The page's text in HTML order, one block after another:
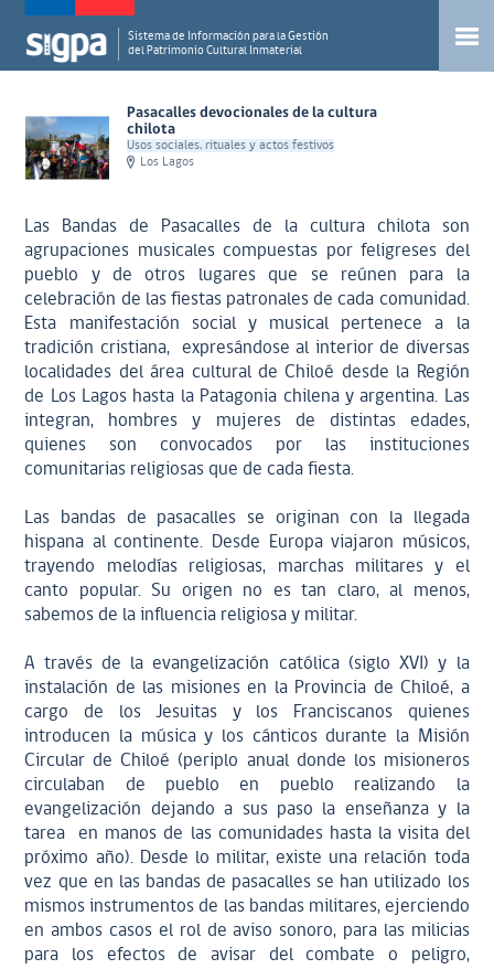
Sistema de Información para la Gestión
del Patrimonio Cultural Inmaterial
Pasacalles devocionales de la cultura
chilota
Usos sociales, rituales y actos festivos
Los Lagos
Las Bandas de Pasacalles de la cultura chilota son
agrupaciones musicales compuestas por feligreses del
pueblo y de otros lugares que se reúnen para la
celebración de las fiestas patronales de cada comunidad.
Esta manifestación social y musical pertenece a la
tradición cristiana, expresándose al interior de diversas
localidades del área cultural de Chiloé desde la Región
de Los Lagos hasta la Patagonia chilena y argentina. Las
integran, hombres y mujeres de distintas edades,
quienes son convocados por las instituciones
comunitarias religiosas que de cada fiesta.
Las bandas de pasacalles se originan con la llegada
hispana al continente. Desde Europa viajaron músicos,
trayendo melodías religiosas, marchas militares y el
canto popular. Su origen no es tan claro, al menos,
sabemos de la influencia religiosa y militar.
A través de la evangelización católica (siglo XVI) y la
instalación de las misiones en la Provincia de Chiloé, a
cargo de los Jesuitas y los Franciscanos quienes
introducen la música y los cánticos durante la Misión
Circular de Chiloé (periplo anual donde los misioneros
circulaban de pueblo en pueblo realizando la
evangelización dejando a sus paso la enseñanza y la
tarea en manos de las comunidades hasta la visita del
próximo año). Desde lo militar, existe una relación toda
vez que en las bandas de pasacalles se han utilizado los
mismos instrumentos de las bandas militares, ejerciendo
en ambos casos el rol de aviso sonoro, para las milicias
para los efectos de avisar del combate o peligro,